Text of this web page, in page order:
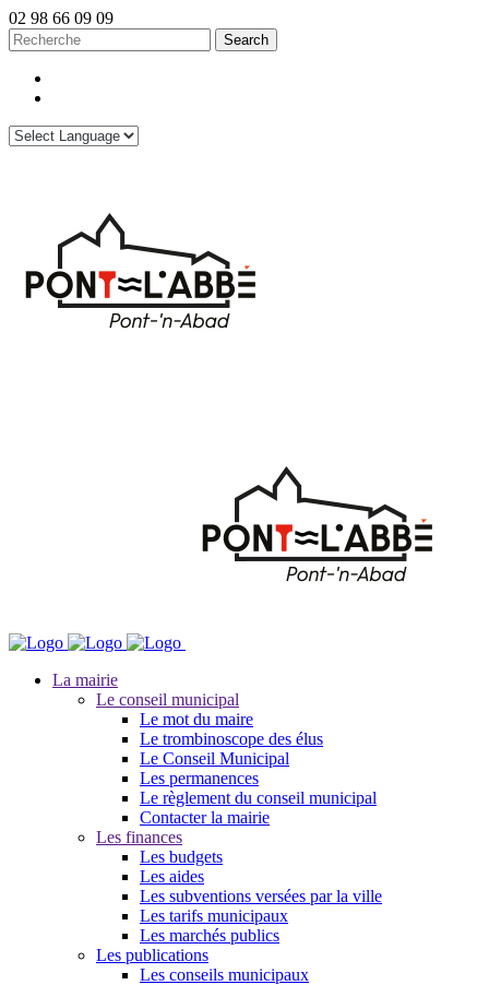
02 98 66 09 09
La mairie
Le conseil municipal
Le mot du maire
Le trombinoscope des élus
Le Conseil Municipal
Les permanences
Le règlement du conseil municipal
Contacter la mairie
Les finances
Les budgets
Les aides
Les subventions versées par la ville
Les tarifs municipaux
Les marchés publics
Les publications
Les conseils municipaux